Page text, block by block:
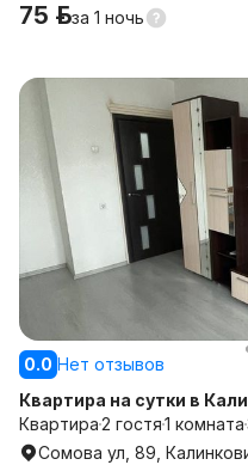
75 р.за 1 ночь
0.0 Нет отзывов
Квартира на сутки в
Квартира2 гостя1 комната
Сомова ул, 89,